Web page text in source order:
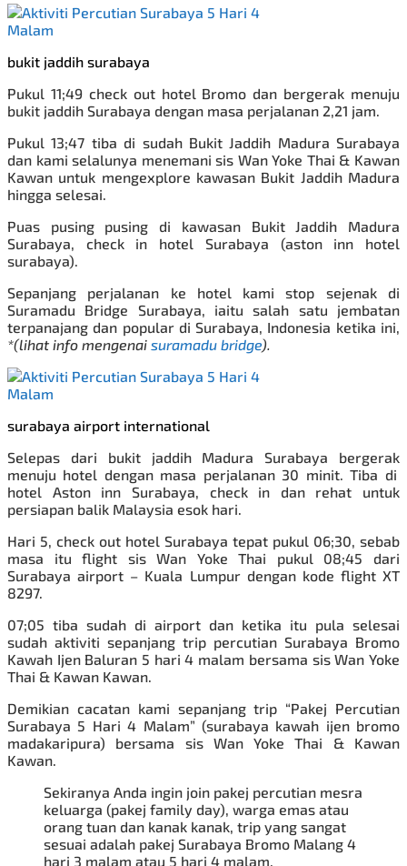
bukit jaddih surabaya
Pukul 11;49 check out hotel Bromo dan bergerak menuju
bukit jaddih Surabaya dengan masa perjalanan 2,21 jam.
Pukul 13;47 tiba di sudah Bukit Jaddih Madura Surabaya
dan kami selalunya menemanisis Wan Yoke Thai & Kawan
Kawan untuk mengexplore kawasan Bukit Jaddih Madura
hingga selesai.
Puas pusing pusing di kawasan Bukit Jaddih Madura
Surabaya, check in hotel Surabaya (aston inn hotel
surabaya).
Sepanjang perjalanan ke hotel kami stop sejenak di
Suramadu Bridge Surabaya, iaitu salah satu jembatan
terpanajang dan popular di Surabaya, Indonesia ketika ini,
*(lihat info mengenai suramadu bridge).
surabaya airport international
Selepas dari bukit jaddih Madura Surabaya bergerak
menuju hotel dengan masa perjalanan 30 minit. Tiba di
hotel Aston inn Surabaya, check in dan rehat untuk
persiapan balik Malaysia esok hari.
Hari 5, check out hotel Surabaya tepat pukul 06;30, sebab
masa itu flight sis Wan Yoke Thai pukul 08;45 dari
Surabaya airport – Kuala Lumpur dengan kode flight XT
8297.
07;05 tiba sudah di airport dan ketika itu pula selesai
sudah aktiviti sepanjang trip percutian Surabaya Bromo
Kawah Ijen Baluran 5 hari 4 malam bersama sis Wan Yoke
Thai & Kawan Kawan
Demikian cacatan kami sepanjang trip “Pakej Percutian
Surabaya 5 Hari 4 Malam” (surabaya kawah ijen bromo
madakaripura) bersama sis Wan Yoke Thai & Kawan
Kawan.
Sekiranya Anda ingin join pakej percutian mesra
keluarga (pakej family day), warga emas atau
orang tuan dan kanak kanak, trip yang sangat
sesuai adalah pakej Surabaya Bromo Malang 4
hari 3 malam atau 5 hari 4 malam.